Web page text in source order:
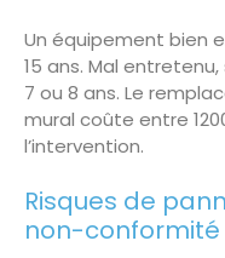
Un équipement bien
15 ans. Mal
7 ou 8 ans. Le
mural coûte entre
l’intervention.
Risques de
non-